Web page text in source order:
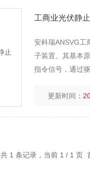
工商业光伏静
安科瑞ANSVG工
子装置。其基本
指令信号，通过
更新时间：
共 1 条记录，当前 1 / 1